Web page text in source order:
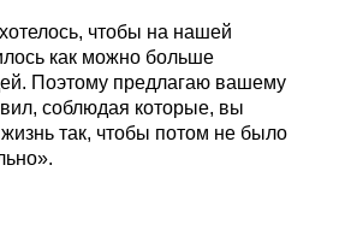
чтобы на нашей
как можно больше
Поэтому предлагаю вашему
соблюдая которые, вы
так, чтобы потом не было